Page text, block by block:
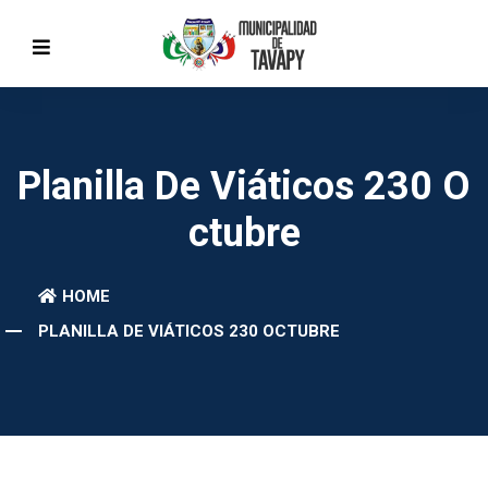
Planilla De Viáticos 230 O
Ctubre
HOME
PLANILLA DE VIÁTICOS 230 OCTUBRE